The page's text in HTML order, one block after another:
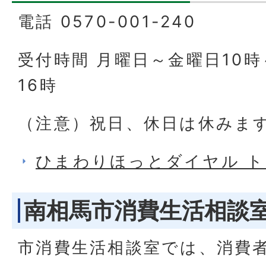
電話 0570-001-240
受付時間 月曜日～金曜日10
16時
（注意）祝日、休日は休みま
ひまわりほっとダイヤル
南相馬市消費生活相談
市消費生活相談室では、消費